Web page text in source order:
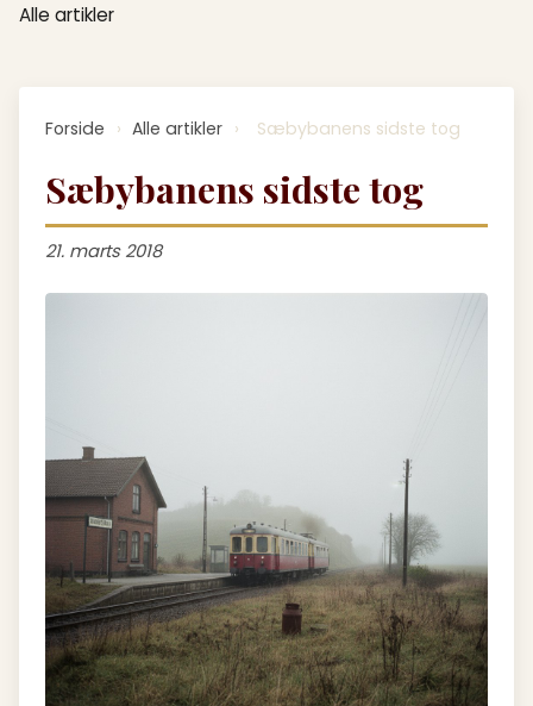
Alle artikler
Forside › Alle artikler › Sæbybanens sidste tog
Sæbybanens sidste tog
21. marts 2018